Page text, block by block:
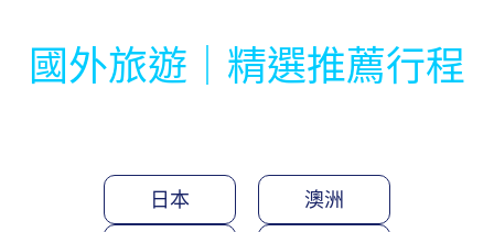
國外旅遊｜精選推薦行程
日本 澳洲